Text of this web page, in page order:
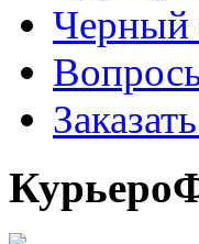
Черный